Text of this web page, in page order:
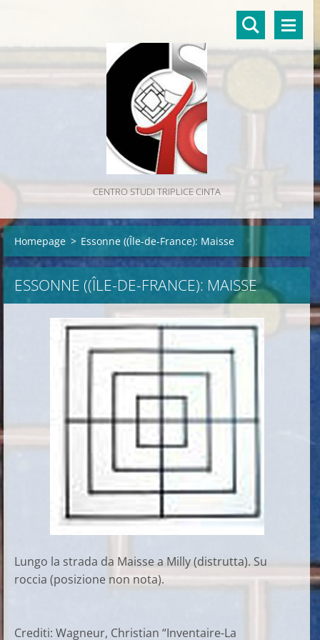
CENTRO STUDI TRIPLICE CINTA
Homepage > Essonne ((Île-de-France): Maisse
ESSONNE ((ÎLE-DE-FRANCE): MAISSE
Lungo la strada da Maisse a Milly (distrutta). Su
roccia (posizione non nota).
Crediti: Wagneur, Christian “Inventaire-La